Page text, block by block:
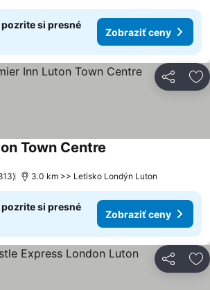
si presné
Zobraziť ceny
Zdieľať
Town Centre
3.0 km >> Letisko Londýn Luton
si presné
Zobraziť ceny
Zdieľať